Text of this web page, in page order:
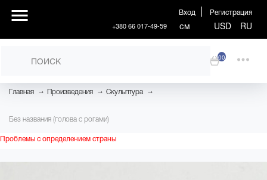
Вход Регистрация
+380 66 017-49-59 см USD RU
00
Главная → Произведения → Скульптура →
Без названия (голова с рогами)
Проблемы с определением страны